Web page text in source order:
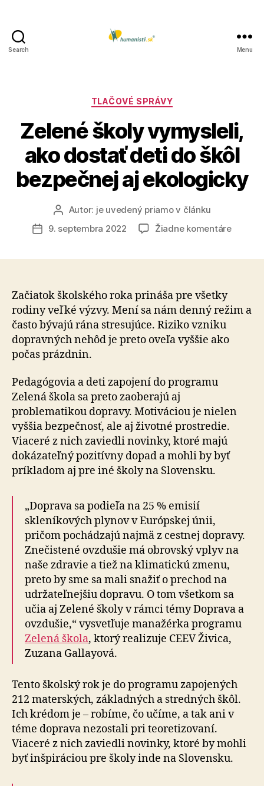
Search Menu
Kategórie
TLAČOVÉ SPRÁVY
Zelené školy vymysleli,
ako dostať deti do škôl
bezpečnej aj ekologicky
AutorAutor: je uvedený priamo v článku
Dátum
9. septembra 2022 Žiadne komentárena
deti
Začiatok školského roka prináša pre všetky
rodiny veľké výzvy. Mení sa nám denný režim a
často bývajú rána stresujúce. Riziko vzniku
dopravných nehôd je preto oveľa vyššie ako
počas prázdnin.
Pedagógovia a deti zapojení do programu
Zelená škola sa preto zaoberajú aj
problematikou dopravy. Motiváciou je nielen
vyššia bezpečnosť, ale aj životné prostredie.
Viaceré z nich zaviedli novinky, ktoré majú
dokázateľný pozitívny dopad a mohli by byť
príkladom aj pre iné školy na Slovensku.
„Doprava sa podieľa na 25 % emisií
skleníkových plynov v Európskej únii,
pričom pochádzajú najmä z cestnej dopravy.
Znečistené ovzdušie má obrovský vplyv na
naše zdravie a tiež na klimatickú zmenu,
preto by sme sa mali snažiť o prechod na
udržateľnejšiu dopravu. O tom všetkom sa
učia aj Zelené školy v rámci témy Doprava a
ovzdušie,“ vysvetľuje manažérka programu
Zelená škola, ktorý realizuje CEEV Živica,
Zuzana Gallayová.
Tento školský rok je do programu zapojených
212 materských, základných a stredných škôl.
Ich krédom je – robíme, čo učíme, a tak ani v
téme doprava nezostali pri teoretizovaní.
Viaceré z nich zaviedli novinky, ktoré by mohli
byť inšpiráciou pre školy inde na Slovensku.